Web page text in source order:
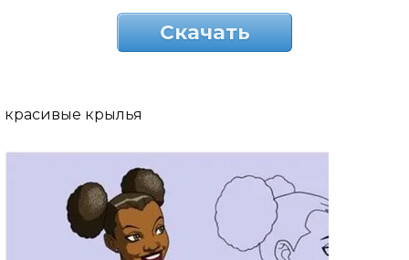
Скачать
красивые крылья